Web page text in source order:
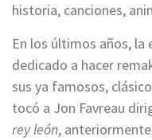
historia, canciones,
En los últimos años, la
dedicado a hacer
sus ya famosos,
tocó a Jon Favreau
rey león,